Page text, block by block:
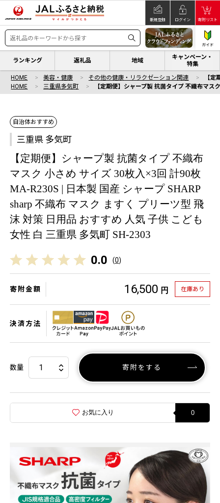
新規登録 ログイン 寄附リスト
ガイド
ランキング 返礼品 地域
キャンペーン・
特集
HOME 美容・健康 その他の健康・リラクゼーション関連
【
HOME
三重県多気町 【定期便】シャープ製 抗菌タイプ 不織布マ
自治体おすすめ
三重県 多気町
【定期便】シャープ製 抗菌タイプ 不織布
マスク 小さめ サイズ 30枚入×3回 計90枚
MA-R230S | 日本製 国産 シャープ SHARP
sharp 不織布 マスク ますく プリーツ型 飛
沫 対策 日用品 おすすめ 人気 子供 こども
女性 白 三重県 多気町 SH-2303
0.0 (0)
寄附金額 16,500 円 在庫あり
決済方法
数量 寄附をする
お気に入り 0